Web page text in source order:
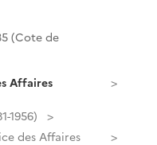
(Cote de
Affaires
1956)
des Affaires